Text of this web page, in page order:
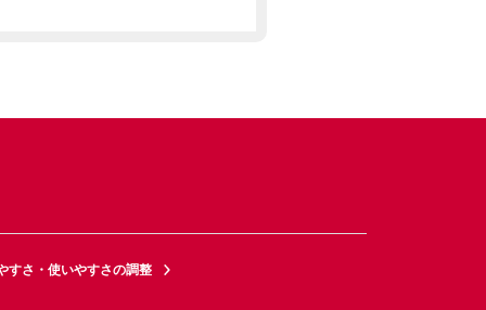
すさ・使いやすさの調整